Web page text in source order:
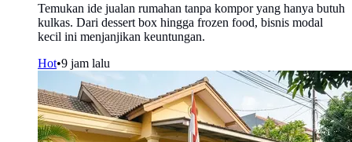
Temukan ide jualan rumahan tanpa kompor yang hanya butuh
kulkas. Dari dessert box hingga frozen food, bisnis modal
kecil ini menjanjikan keuntungan.
Hot•9 jam lalu